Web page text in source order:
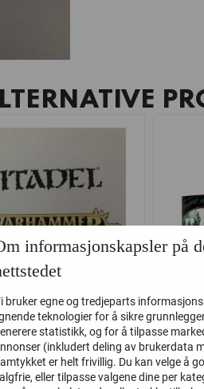
informasjonskapsler på
bruker egne og tredjeparts
teknologier for å sikre
statistikk, og for å tilpasse
(inkludert deling av brukerdata
er helt frivillig. Du kan velge å
eller tilpasse valgene dine per